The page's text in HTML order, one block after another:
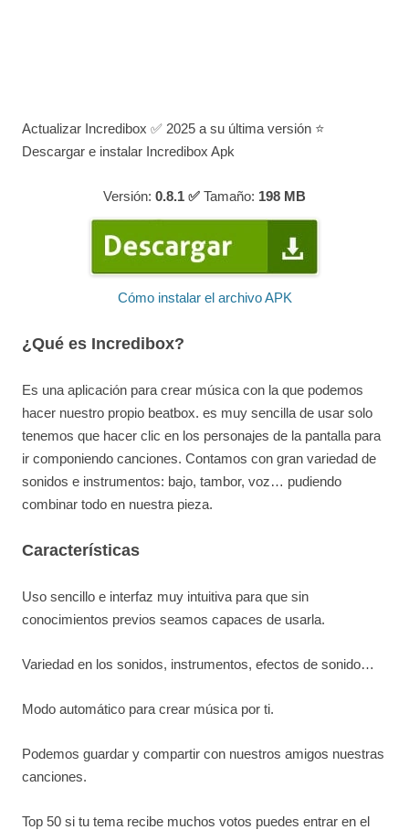
Actualizar Incredibox ✅ 2025 a su última versión ⭐
Descargar e instalar Incredibox Apk
Versión: 0.8.1 ✅ Tamaño: 198 MB
Cómo instalar el archivo APK
¿Qué es Incredibox?
Es una aplicación para crear música con la que podemos
hacer nuestro propio beatbox. es muy sencilla de usar solo
tenemos que hacer clic en los personajes de la pantalla para
ir componiendo canciones. Contamos con gran variedad de
sonidos e instrumentos: bajo, tambor, voz… pudiendo
combinar todo en nuestra pieza.
Características
Uso sencillo e interfaz muy intuitiva para que sin
conocimientos previos seamos capaces de usarla.
Variedad en los sonidos, instrumentos, efectos de sonido…
Modo automático para crear música por ti.
Podemos guardar y compartir con nuestros amigos nuestras
canciones.
Top 50 si tu tema recibe muchos votos puedes entrar en el